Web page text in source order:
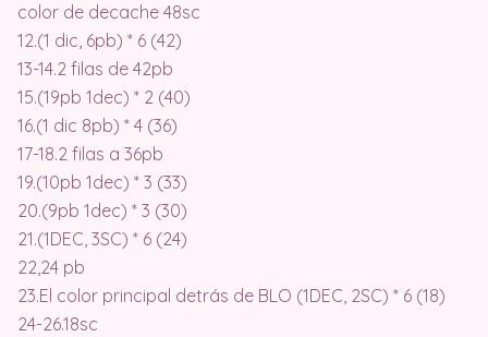
color de decache 48sc
12.(1 dic, 6pb) * 6 (42)
13-14.2 filas de 42pb
15.(19pb 1dec) * 2 (40)
16.(1 dic 8pb) * 4 (36)
17-18.2 filas a 36pb
19.(10pb 1dec) * 3 (33)
20.(9pb 1dec) * 3 (30)
21.(1DEC, 3SC) * 6 (24)
22,24 pb
23.El color principal detrás de BLO (1DEC, 2SC) * 6 (18)
24-26.18sc